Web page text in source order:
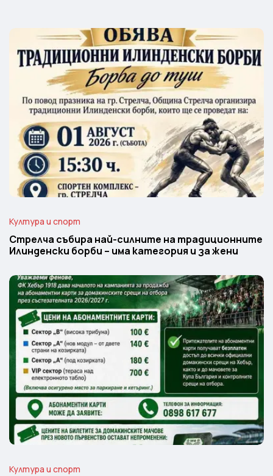
Култура и спорт
Стрелча събира най-силните на традиционните
Илинденски борби – има категория и за жени
Култура и спорт